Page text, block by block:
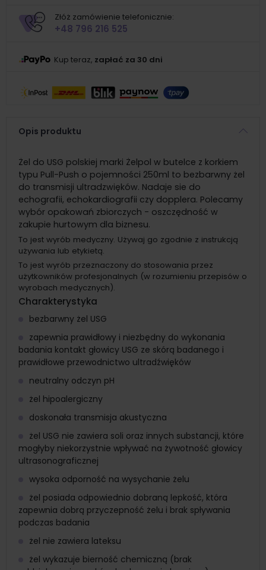
Złóż zamówienie telefonicznie:
+48 796 216 525
Kup teraz, zapłać za 30 dni
Opis produktu
Żel do USG polskiej marki Żelpol w butelce z korkiem
typu Pull-Push o pojemności 250ml to bezbarwny żel
do transmisji ultradzwięków. Nadaje sie do
echografii, echokardiografii czy dopplera. Polecamy
wybór opakowań zbiorczych - oszczędność w
zakupie hurtowym dla biznesu.
To jest wyrób medyczny. Używaj go zgodnie z instrukcją
używania lub etykietą.
To jest wyrób przeznaczony do stosowania przez
użytkowników profesjonalnych (w rozumieniu przepisów o
wyrobach medycznych).
Charakterystyka
bezbarwny żel USG
zapewnia prawidłowy i niezbędny do wykonania
badania kontakt głowicy USG ze skórą badanego i
prawidłowe przewodnictwo ultradźwięków
neutralny odczyn pH
żel hipoalergiczny
doskonała transmisja akustyczna
żel USG nie zawiera soli oraz innych substancji, które
mogłyby niekorzystnie wpływać na żywotność głowicy
ultrasonograficznej
wysoka odporność na wysychanie żelu
żel posiada odpowiednio dobraną lepkość, która
zapewnia dobrą przyczepność żelu i brak spływania
podczas badania
żel nie zawiera lateksu
żel wykazuje bierność chemiczną (brak